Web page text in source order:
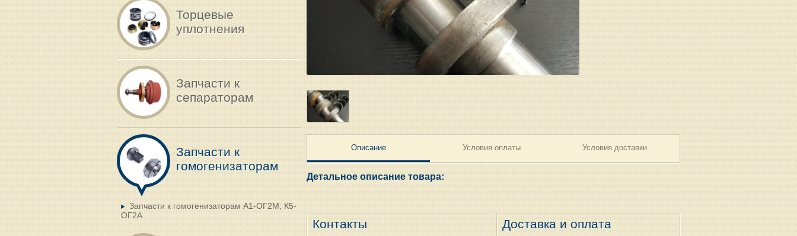
Торцевые
уплотнения
Запчасти к
сепараторам
Запчасти к
гомогенизаторам
Запчасти к гомогенизаторам А1-ОГ2М; К5-
ОГ2А
Описание Условия оплаты Условия доставки
Детальное описание товара:
Контакты Доставка и оплата